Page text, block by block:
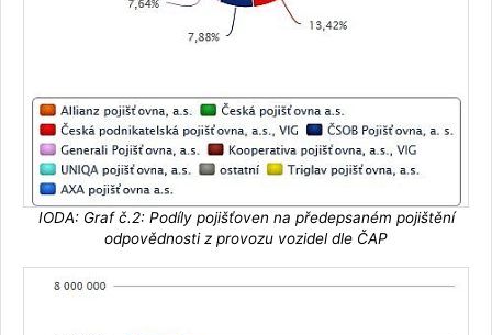
IODA: Graf č.2: Podíly pojišťoven na předepsaném pojištění
odpovědnosti z provozu vozidel dle ČAP